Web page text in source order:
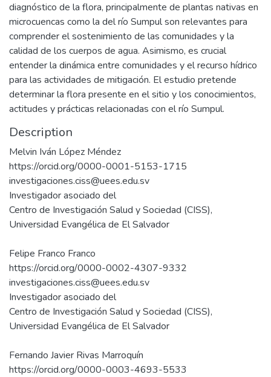
diagnóstico de la flora, principalmente de plantas nativas en
microcuencas como la del río Sumpul son relevantes para
comprender el sostenimiento de las comunidades y la
calidad de los cuerpos de agua. Asimismo, es crucial
entender la dinámica entre comunidades y el recurso hídrico
para las actividades de mitigación. El estudio pretende
determinar la flora presente en el sitio y los conocimientos,
actitudes y prácticas relacionadas con el río Sumpul.
Description
Melvin Iván López Méndez
https://orcid.org/0000-0001-5153-1715
investigaciones.ciss@uees.edu.sv
Investigador asociado del
Centro de Investigación Salud y Sociedad (CISS),
Universidad Evangélica de El Salvador
Felipe Franco Franco
https://orcid.org/0000-0002-4307-9332
investigaciones.ciss@uees.edu.sv
Investigador asociado del
Centro de Investigación Salud y Sociedad (CISS),
Universidad Evangélica de El Salvador
Fernando Javier Rivas Marroquín
https://orcid.org/0000-0003-4693-5533